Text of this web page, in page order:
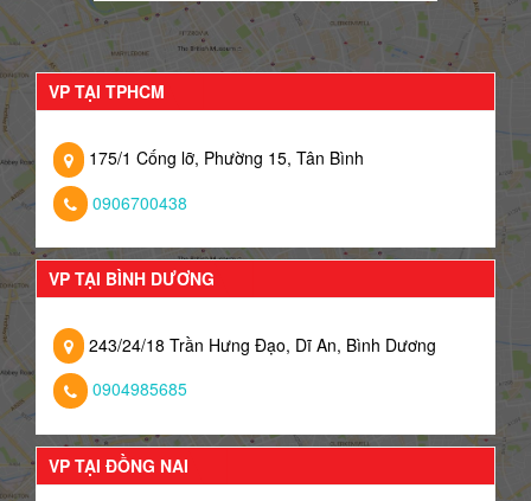
VP TẠI TPHCM
175/1 Cống lỡ, Phường 15, Tân Bình
0906700438
VP TẠI BÌNH DƯƠNG
243/24/18 Trần Hưng Đạo, Dĩ An, Bình Dương
0904985685
VP TẠI ĐỒNG NAI